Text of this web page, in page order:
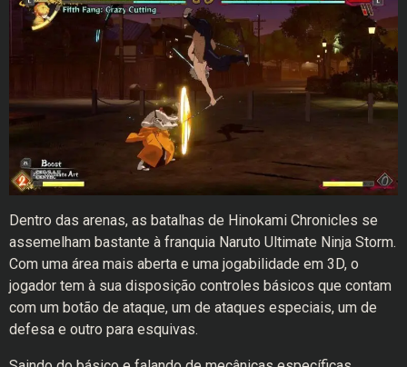
Dentro das arenas, as batalhas de Hinokami Chronicles se
assemelham bastante à franquia Naruto Ultimate Ninja Storm.
Com uma área mais aberta e uma jogabilidade em 3D, o
jogador tem à sua disposição controles básicos que contam
com um botão de ataque, um de ataques especiais, um de
defesa e outro para esquivas.